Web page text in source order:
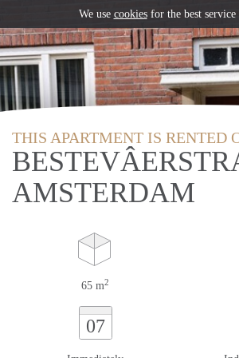
THIS APARTMENT IS RENTED
AMSTERDAM
65 m2
07
We use cookiesfor the best service